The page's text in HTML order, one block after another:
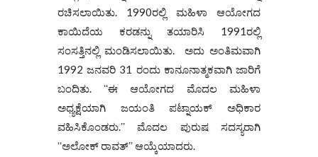
ರಚಿಸಲಾಯಿತು. 1990ರಲ್ಲಿ ಮಹಿಳಾ ಆಯೋಗದ
ಕಾಯಿದೆಯ ಕರಡನ್ನು ತಯಾರಿಸಿ 1991ರಲ್ಲಿ
ಸಂಸತ್ತಿನಲ್ಲಿ ಮಂಡಿಸಲಾಯಿತು. ಅದು ಅಂತಿಮವಾಗಿ
1992 ಜನವರಿ 31 ರಂದು ಕಾನೂನಾತ್ಮಕವಾಗಿ ಜಾರಿಗೆ
ಬಂದಿತು. ʻʻಈ ಆಯೋಗದ ಮೊದಲ ಮಹಿಳಾ
ಅಧ್ಯಕ್ಷೆಯಾಗಿ ಜಯಂತಿ ಪಟ್ನಾಯಕ್ ಅಧಿಕಾರ
ವಹಿಸಿಕೊಂಡರು.ʼʼ ಮೊದಲ ಪುರುಷ ಸದಸ್ಯರಾಗಿ
ʻʻಅಲೋಕ್ ರಾವತ್ʼʼ ಆಯ್ಕೆಯಾದರು.